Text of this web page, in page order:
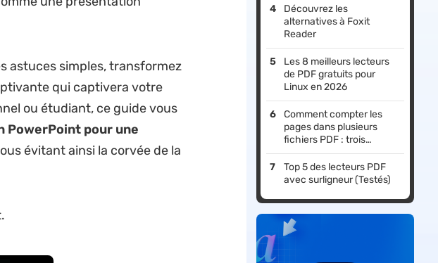
astuces simples, transformez
qui captivera votre
ou étudiant, ce guide vous
PowerPoint pour une
évitant ainsi la corvée de la
Découvrez les
alternatives à Foxit
Reader
Les 8 meilleurs lecteurs
de PDF gratuits pour
Linux en 2026
Comment compter les
pages dans plusieurs
fichiers PDF : trois
méthodes simples
Top 5 des lecteurs PDF
avec surligneur (Testés)